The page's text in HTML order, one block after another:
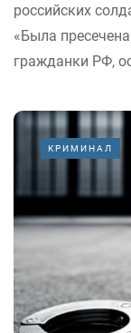
российских
«Была
гражданки РФ,
КРИМИНАЛ